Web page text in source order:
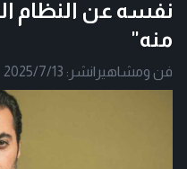
نفسه عن النظام
منه"
فن ومشاهير |نشر: 2025/7/13